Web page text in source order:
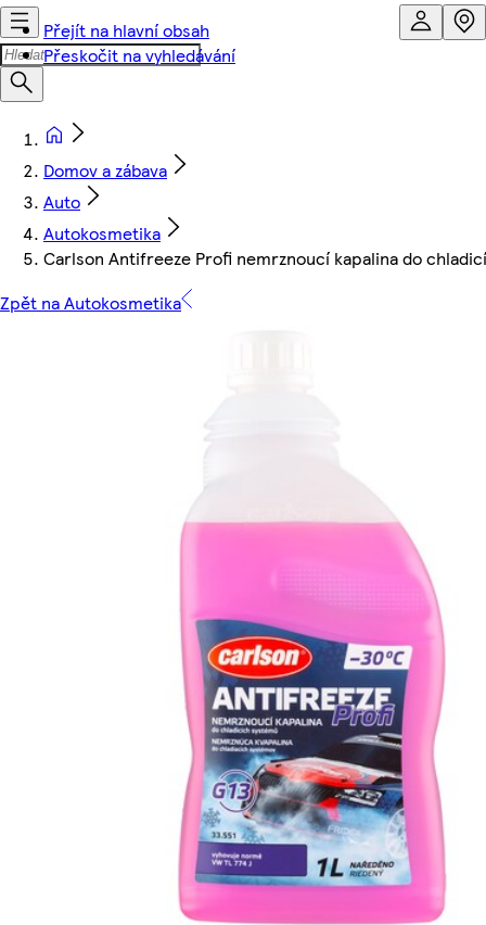
Přejít na hlavní obsah
Přeskočit na vyhledávání
Domov a zábava
Auto
Autokosmetika
Carlson Antifreeze Profi nemrznoucí kapalina do
Zpět na Autokosmetika